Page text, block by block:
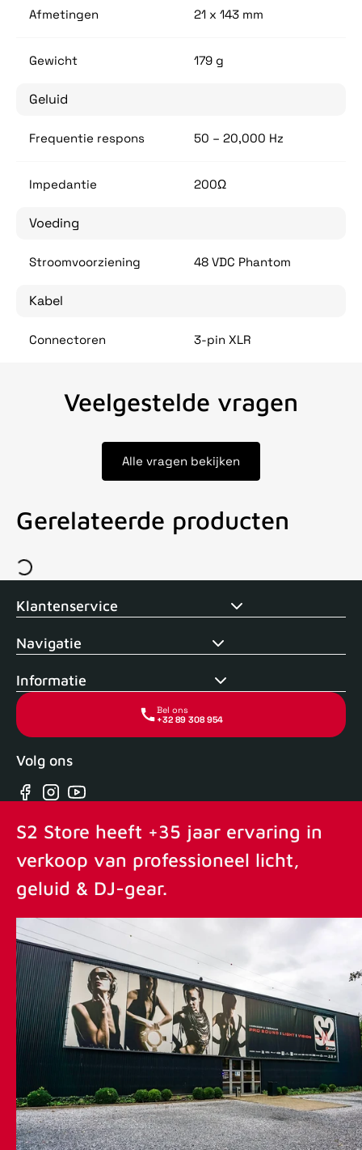
Afmetingen 21 x 143 mm
Gewicht 179 g
Geluid
Frequentie respons 50 – 20,000 Hz
Impedantie 200Ω
Voeding
Stroomvoorziening 48 VDC Phantom
Kabel
Connectoren 3-pin XLR
Veelgestelde vragen
Alle vragen bekijken
Gerelateerde producten
Voor 15uur besteld, zelfde dag verstuurd Echte winkel +35
Klantenservice
Navigatie
Informatie
Bel ons
+32 89 308 954
Volg ons
Facebook
Instagram
YouTube
S2 Store heeft +35 jaar ervaring in
verkoop van professioneel licht,
geluid & DJ-gear.